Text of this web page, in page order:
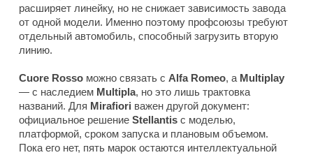
расширяет линейку, но не снижает зависимость завода
от одной модели. Именно поэтому профсоюзы требуют
отдельный автомобиль, способный загрузить вторую
линию.
Cuore Rosso можно связать с Alfa Romeo, а Multiplay
— с наследием Multipla, но это лишь трактовка
названий. Для Mirafiori важен другой документ:
официальное решение Stellantis с моделью,
платформой, сроком запуска и плановым объемом.
Пока его нет, пять марок остаются интеллектуальной